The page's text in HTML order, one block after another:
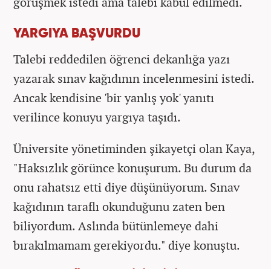
YARGIYA BAŞVURDU
Talebi reddedilen öğrenci dekanlığa yazı
yazarak sınav kağıdının incelenmesini istedi.
Ancak kendisine 'bir yanlış yok' yanıtı
verilince konuyu yargıya taşıdı.
Üniversite yönetiminden şikayetçi olan Kaya,
"Haksızlık görünce konuşurum. Bu durum da
onu rahatsız etti diye düşünüyorum. Sınav
kağıdının taraflı okunduğunu zaten ben
biliyordum. Aslında bütünlemeye dahi
bırakılmamam gerekiyordu." diye konuştu.